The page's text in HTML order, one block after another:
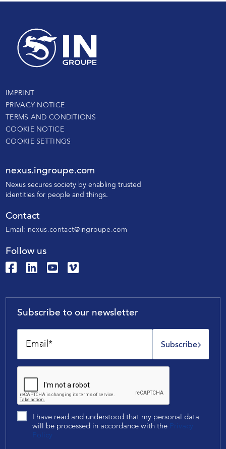
IMPRINT
PRIVACY NOTICE
TERMS AND CONDITIONS
COOKIE NOTICE
COOKIE SETTINGS
nexus.ingroupe.com
Nexus secures society by enabling trusted
identities for people and things.
Contact
Email: nexus.contact@ingroupe.com
Follow us
Subscribe to our newsletter
I have read and understood that my personal data
will be processed in accordance with the Privacy
Policy
Subscribe